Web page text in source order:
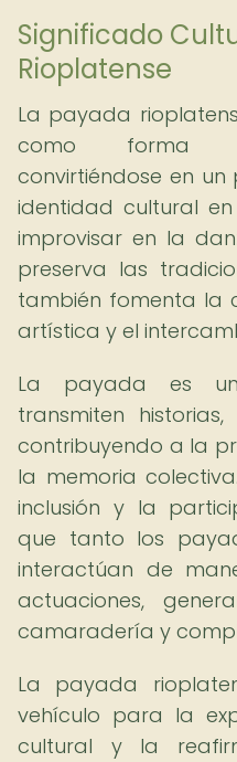
Significado
Rioplatense
La payada
como forma
convirtiéndose en
identidad cultural
improvisar en la
preserva las
también fomenta la
artística y el
La payada es
transmiten
contribuyendo a la
la memoria
inclusión y la
que tanto los
interactúan de
actuaciones,
camaradería y
La payada
vehículo para la
cultural y la